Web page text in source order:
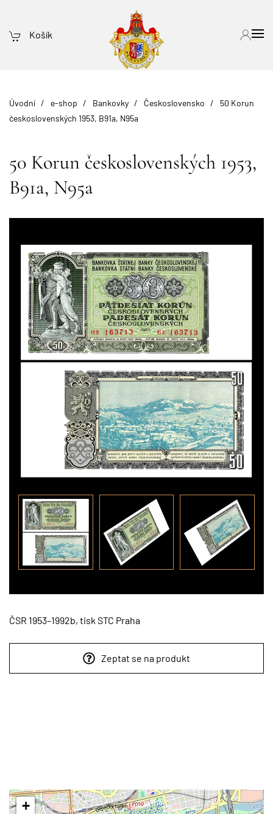
Košík
Úvodní e-shop Bankovky Československo
50 Korun
československých 1953, B91a, N95a
50 Korun československých 1953,
B91a, N95a
ČSR 1953–1992b, tisk STC Praha
Zeptat se na produkt
+